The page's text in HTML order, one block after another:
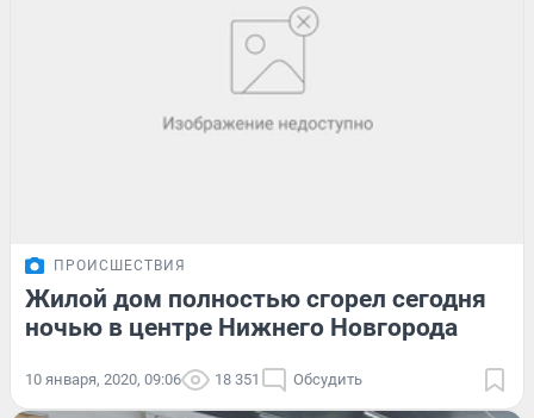
ПРОИСШЕСТВИЯ
Жилой дом полностью сгорел сегодня
ночью в центре Нижнего Новгорода
10 января, 2020, 09:06 18 351 Обсудить